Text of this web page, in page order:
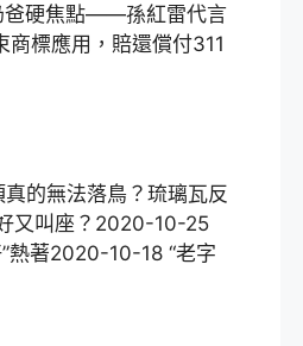
爸硬焦點——孫紅雷代言
標應用，賠還償付311
的無法落鳥？琉璃瓦反
又叫座？2020-10-25
熱著2020-10-18 “老字